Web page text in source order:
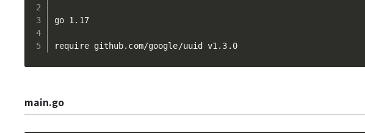
go 1.17
require github.com/google/uuid v1.3.0
main.go